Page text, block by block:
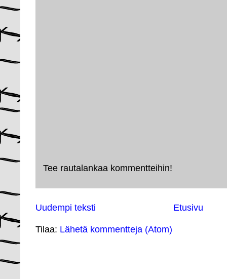
Tee rautalankaa kommentteihin!
Uudempi teksti Etusivu
Tilaa: Lähetä kommentteja (Atom)